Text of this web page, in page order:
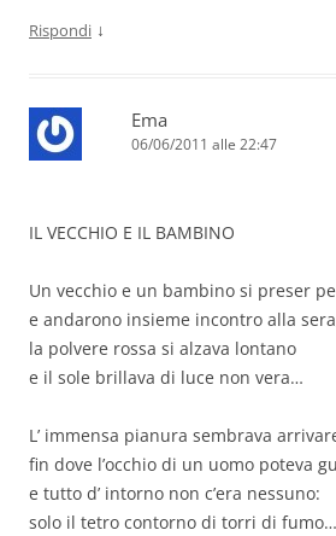
Rispondi ↓
Ema
06/06/2011 alle 22:47
IL VECCHIO E IL BAMBINO
Un vecchio e un bambino si preser
e andarono insieme incontro alla
la polvere rossa si alzava lontano
e il sole brillava di luce non vera…
L’ immensa pianura sembrava
fin dove l’occhio di un uomo poteva
e tutto d’ intorno non c’era nessuno:
solo il tetro contorno di torri di fumo…